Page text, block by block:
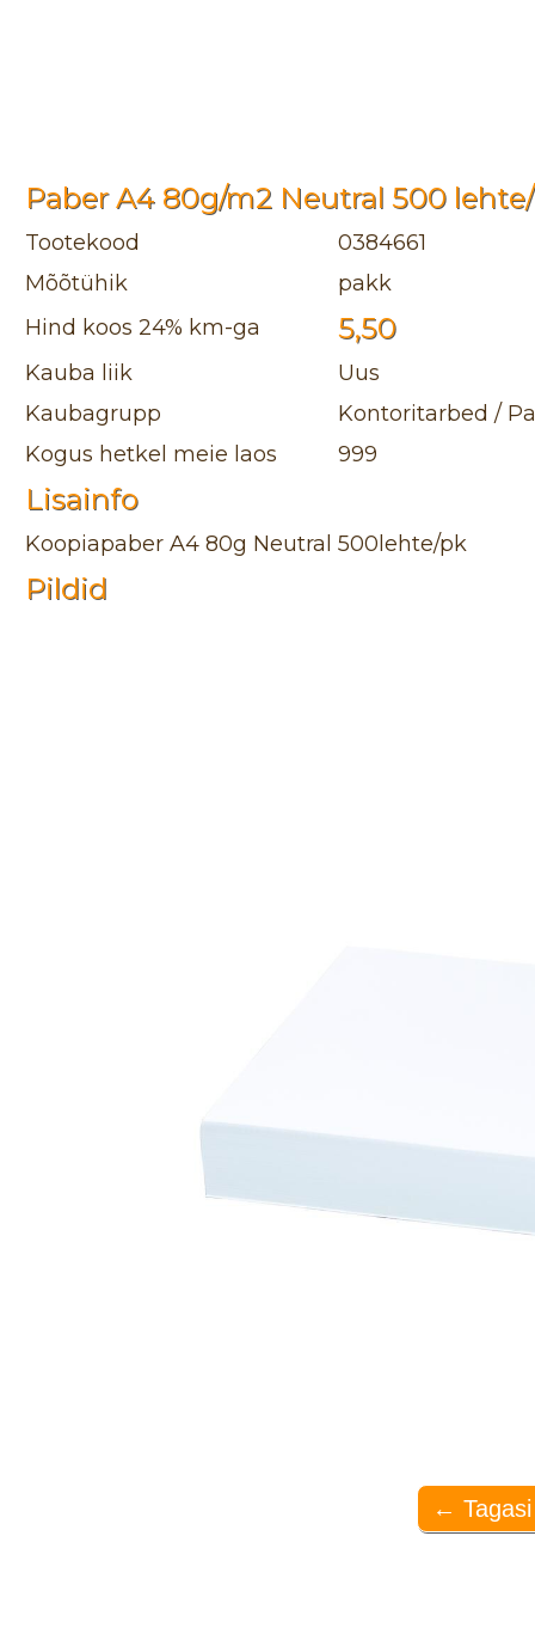
Paber A4 80g/m2 Neutral 500
Tootekood
0384661
Mõõtühik
pakk
Hind koos 24% km-ga
5,50
Kauba liik
Uus
Kaubagrupp
Kontoritarbed /
Kogus hetkel meie laos
999
Lisainfo
Koopiapaber A4 80g Neutral 500lehte/pk
Pildid